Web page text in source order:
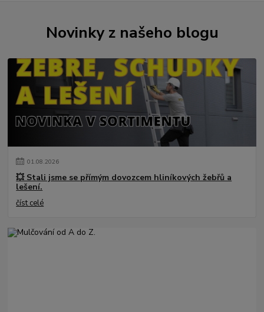
Novinky z našeho blogu
01.08.2026
💥 Stali jsme se přímým dovozcem hliníkových žebřů a
lešení.
číst celé